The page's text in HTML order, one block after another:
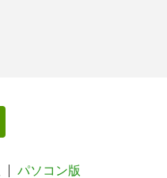
パソコン版